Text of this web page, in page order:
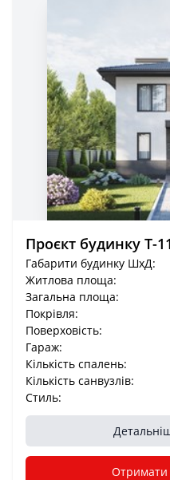
Проєкт будинку Т-
Габарити будинку ШхД:
Житлова площа:
Загальна площа:
Покрівля:
Поверховість:
Гараж:
Кількість спалень:
Кількість санвузлів:
Стиль:
Отримати